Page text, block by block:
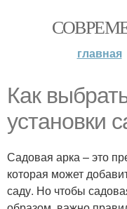
главная
Как
установки
Садовая арка – это
которая может
саду. Но чтобы